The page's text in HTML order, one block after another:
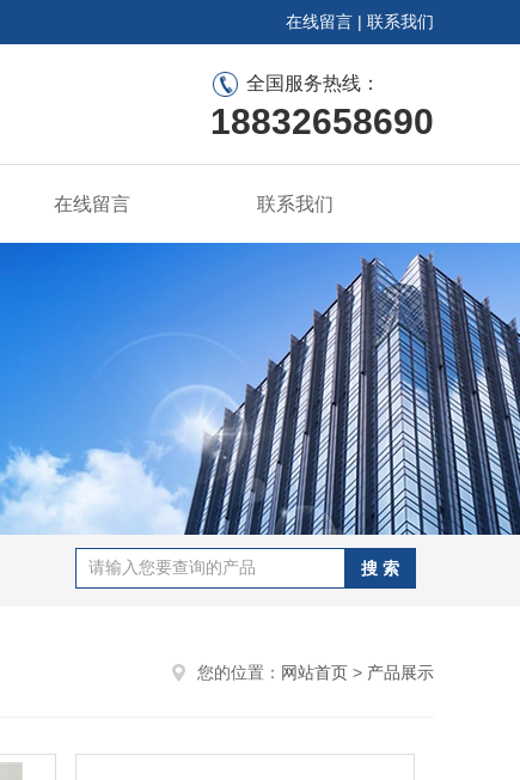
在线留言 | 联系我们
全国服务热线：
18832658690
在线留言 联系我们
您的位置： 网站首页 > 产品展示